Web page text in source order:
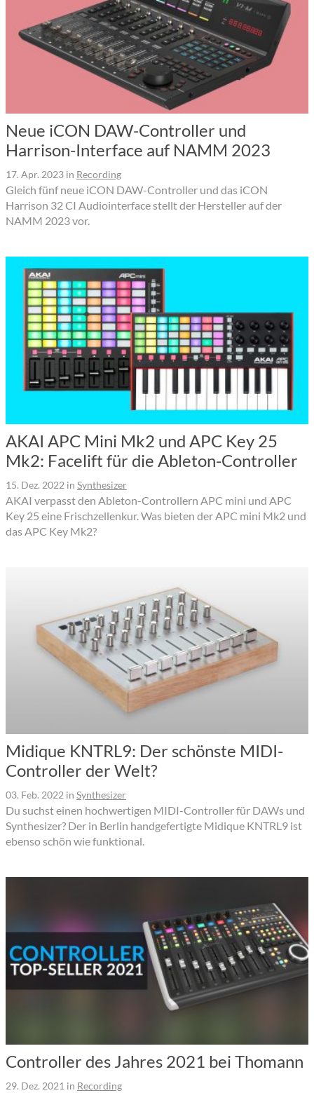
Neue iCON DAW-Controller und
Harrison-Interface auf NAMM 2023
17. Apr. 2023 in Recording
Gleich fünf neue iCON DAW-Controller und das iCON
Harrison 32 CI Audiointerface stellt der Hersteller auf der
NAMM 2023 vor.
AKAI APC Mini Mk2 und APC Key 25
Mk2: Facelift für die Ableton-Controller
15. Dez. 2022 in Synthesizer
AKAI verpasst den Ableton-Controllern APC mini und APC
Key 25 eine Frischzellenkur. Was bieten der APC mini Mk2 und
das APC Key Mk2?
Midique KNTRL9: Der schönste MIDI-
Controller der Welt?
03. Feb. 2022 in Synthesizer
Du suchst einen hochwertigen MIDI-Controller für DAWs und
Synthesizer? Der in Berlin handgefertigte Midique KNTRL9 ist
ebenso schön wie funktional.
Controller des Jahres 2021 bei Thomann
29. Dez. 2021 in Recording